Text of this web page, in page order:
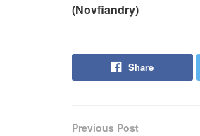
(Novfiandry)
Share
Previous Post